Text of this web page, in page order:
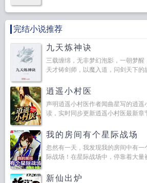
完结小说推荐
九天炼神诀
三载缠绵，无非梦幻泡影，一朝梦
天才铸剑师，以魔入道，问剑天下的
逍遥小村医
声明逍遥小村医作者闻曲星写的逍遥
读，实时同步更新逍遥小村医最新章
我的房间有个星际战场
忽然有一天，我发现我的房间中有一
际战场！在星际战场中，停靠着大
新仙出炉